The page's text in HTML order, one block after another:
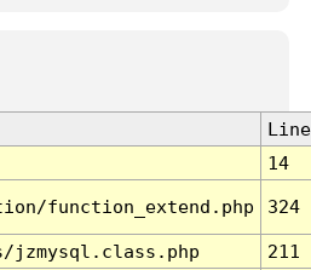
Line
14
function_extend.php 324
jzmysql.class.php
211